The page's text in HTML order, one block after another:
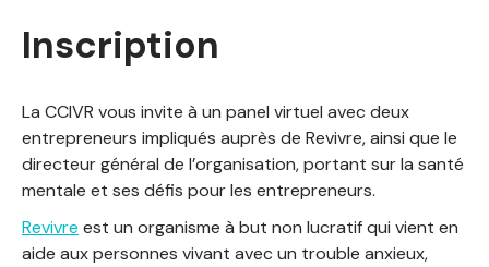
Inscription
La CCIVR vous invite à un panel virtuel avec deux
entrepreneurs impliqués auprès de Revivre, ainsi que le
directeur général de l’organisation, portant sur la santé
mentale et ses défis pour les entrepreneurs.
Revivre est un organisme à but non lucratif qui vient en
aide aux personnes vivant avec un trouble anxieux,